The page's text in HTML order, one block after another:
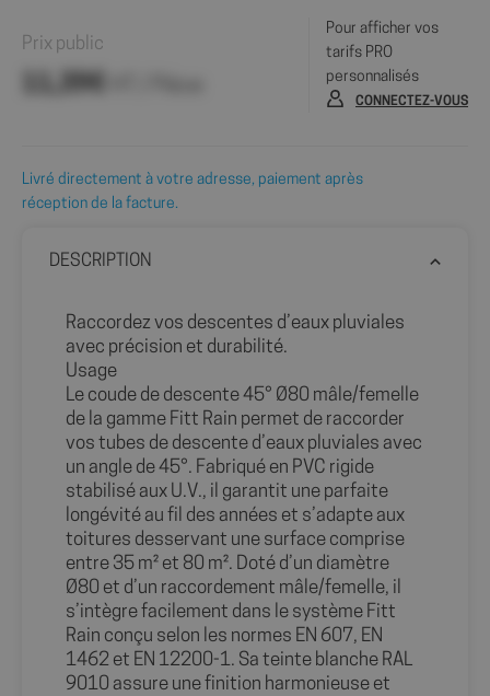
Prix public
11,39€
Pour afficher vos
tarifs PRO
personnalisés
CONNECTEZ-VOUS
Livré directement à votre adresse, paiement après
réception de la facture.
DESCRIPTION
Raccordez vos descentes d’eaux pluviales
avec précision et durabilité.
Usage
Le coude de descente 45° Ø80 mâle/femelle
de la gamme Fitt Rain permet de raccorder
vos tubes de descente d’eaux pluviales avec
un angle de 45°. Fabriqué en PVC rigide
stabilisé aux U.V., il garantit une parfaite
longévité au fil des années et s’adapte aux
toitures desservant une surface comprise
entre 35 m² et 80 m². Doté d’un diamètre
Ø80 et d’un raccordement mâle/femelle, il
s’intègre facilement dans le système Fitt
Rain conçu selon les normes EN 607, EN
1462 et EN 12200-1. Sa teinte blanche RAL
9010 assure une finition harmonieuse et